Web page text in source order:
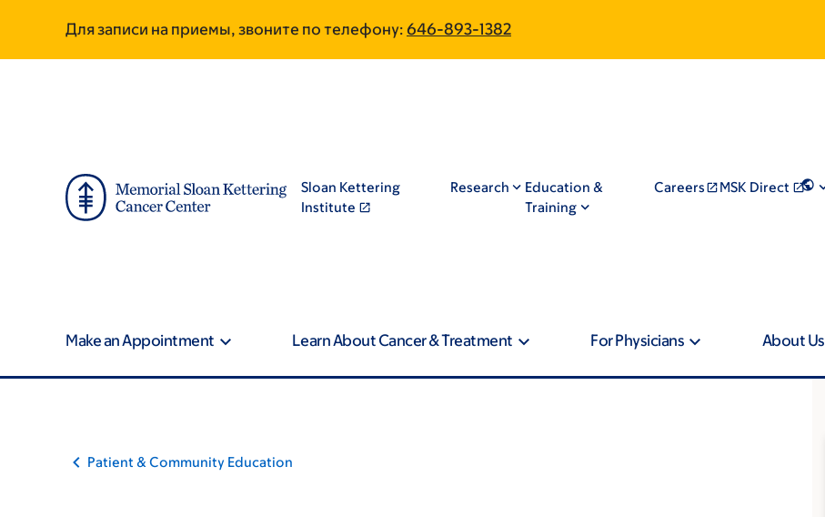
main
footer
Для записи на приемы, звоните по телефону: 646-893-1382
Sloan Kettering
Institute
Research
Education &
Training
Careers MSK Direct
Make an Appointment Learn About Cancer & Treatment For Physicians About Us
Patient & Community Education